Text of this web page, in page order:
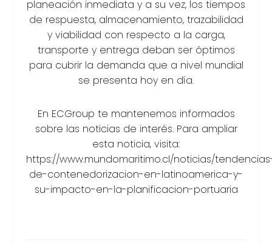
planeación inmediata y a su vez, los tiempos
de respuesta, almacenamiento, trazabilidad
y viabilidad con respecto a la carga,
transporte y entrega deban ser óptimos
para cubrir la demanda que a nivel mundial
se presenta hoy en día.
En ECGroup te mantenemos informados
sobre las noticias de interés. Para ampliar
esta noticia, visita:
https://www.mundomaritimo.cl/noticias/
de-contenedorizacion-en-latinoamerica-y-
su-impacto-en-la-planificacion-portuaria